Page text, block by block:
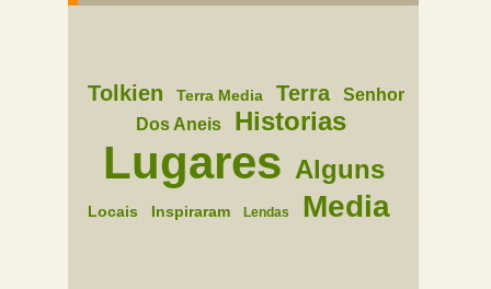
Tolkien Terra Media Terra
Senhor
Dos Aneis
Historias
Lugares Alguns
Locais Inspiraram Lendas Media